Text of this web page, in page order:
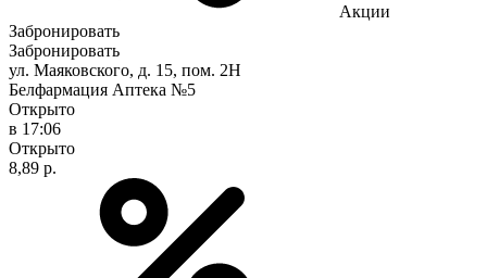
Акции
Забронировать
Забронировать
ул. Маяковского, д. 15, пом. 2Н
Белфармация Аптека №5
Открыто
в 17:06
Открыто
8,89 р.